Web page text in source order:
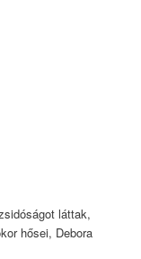
láttak,
hősei, Debora